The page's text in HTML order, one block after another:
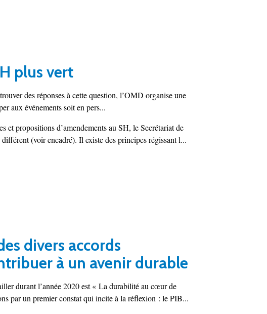
plus vert
des réponses à cette question, l’OMD organise une
aux événements soit en pers...
et propositions d’amendements au SH, le Secrétariat de
(voir encadré). Il existe des principes régissant l...
divers accords
à un avenir durable
durant l’année 2020 est « La durabilité au cœur de
par un premier constat qui incite à la réflexion : le PIB...